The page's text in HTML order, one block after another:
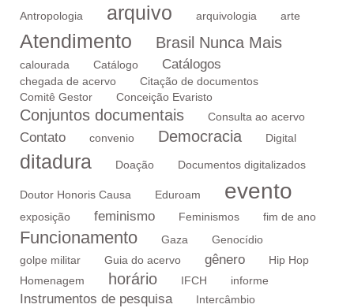
Antropologia arquivo arquivologia arte
Atendimento Brasil Nunca Mais
calourada Catálogo Catálogos
chegada de acervo
Citação de documentos
Comitê Gestor
Conceição Evaristo
Conjuntos documentais Consulta ao acervo
Contato convenio Democracia Digital
ditadura Doação Documentos digitalizados
Doutor Honoris Causa Eduroam evento
exposição feminismo Feminismos fim de ano
Funcionamento Gaza
Genocídio
golpe militar
Guia do acervo gênero
Hip Hop
Homenagem
horário IFCH informe
Instrumentos de pesquisa
Intercâmbio